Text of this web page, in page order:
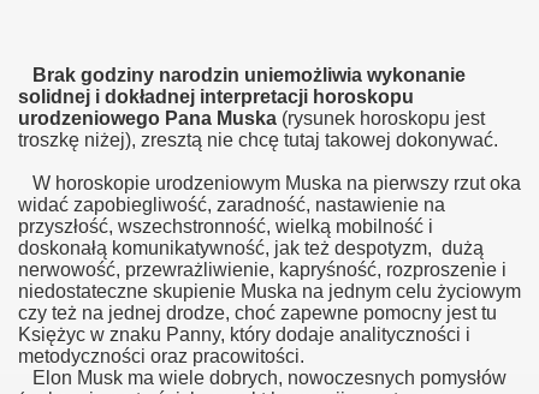
Brak godziny narodzin uniemożliwia wykonanie
solidnej i dokładnej interpretacji horoskopu
urodzeniowego Pana Muska (rysunek horoskopu jest
troszkę niżej), zresztą nie chcę tutaj takowej dokonywać.
W horoskopie urodzeniowym Muska na pierwszy rzut oka
widać zapobiegliwość, zaradność, nastawienie na
przyszłość, wszechstronność, wielką mobilność i
doskonałą komunikatywność, jak też despotyzm, dużą
nerwowość, przewrażliwienie, kapryśność, rozproszenie i
niedostateczne skupienie Muska na jednym celu życiowym
czy też na jednej drodze, choć zapewne pomocny jest tu
Księżyc w znaku Panny, który dodaje analityczności i
metodyczności oraz pracowitości.
Elon Musk ma wiele dobrych, nowoczesnych pomysłów